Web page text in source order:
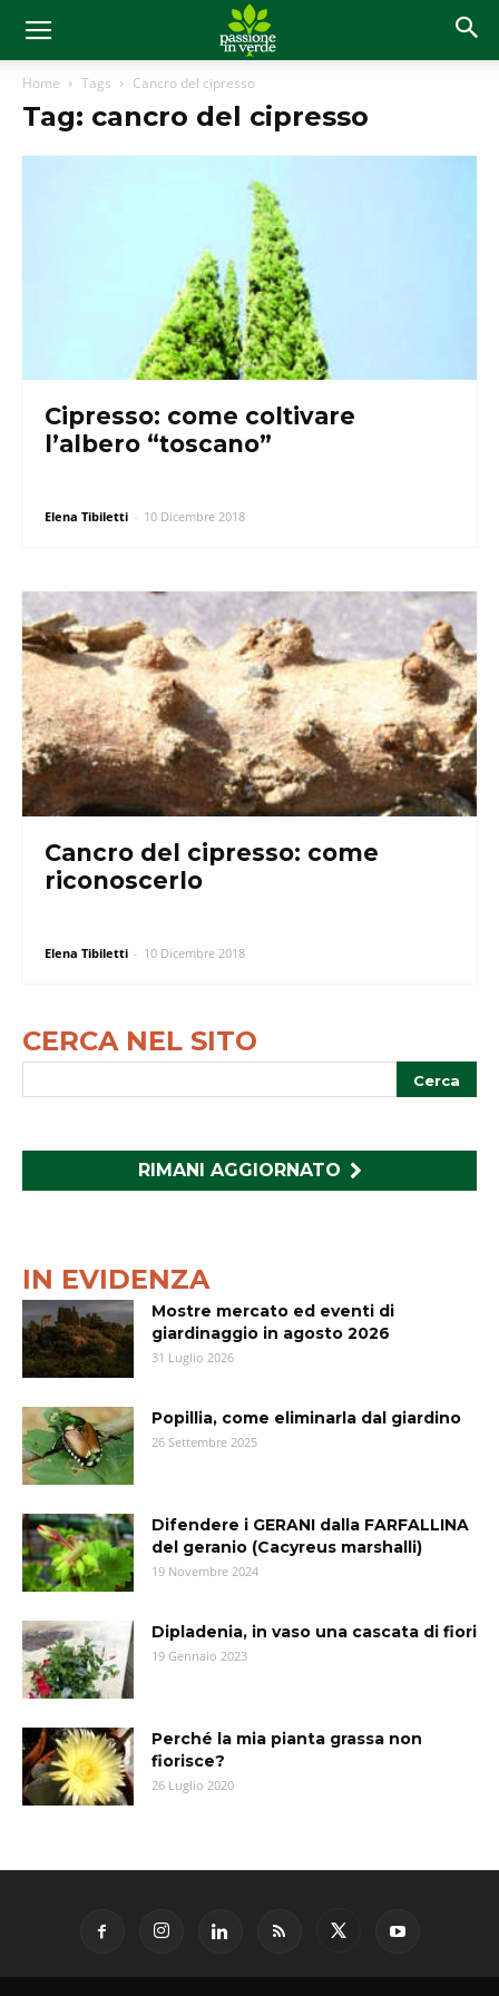
Home Tags Cancro del cipresso
Tag: cancro del cipresso
Cipresso: come coltivare
l’albero “toscano”
Elena Tibiletti - 10 Dicembre 2018
Cancro del cipresso: come
riconoscerlo
Elena Tibiletti - 10 Dicembre 2018
CERCA NEL SITO
RIMANI AGGIORNATO
IN EVIDENZA
Mostre mercato ed eventi di
giardinaggio in agosto 2026
31 Luglio 2026
Popillia, come eliminarla dal giardino
26 Settembre 2025
Difendere i GERANI dalla FARFALLINA
del geranio (Cacyreus marshalli)
19 Novembre 2024
Dipladenia, in vaso una cascata di fiori
19 Gennaio 2023
Perché la mia pianta grassa non
fiorisce?
26 Luglio 2020